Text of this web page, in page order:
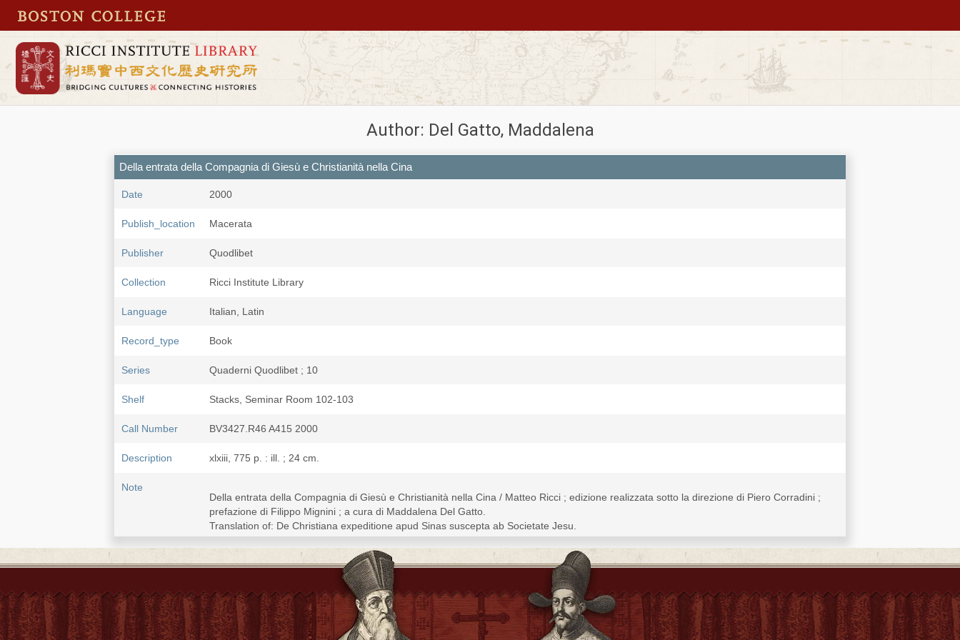
Author: Del Gatto, Maddalena
Della entrata della Compagnia di Giesù e Christianità nella Cina
Date 2000
Publish_location Macerata
Publisher Quodlibet
Collection Ricci Institute Library
Language Italian, Latin
Record_type Book
Series Quaderni Quodlibet ; 10
Shelf Stacks, Seminar Room 102-103
Call Number BV3427.R46 A415 2000
Description xlxiii, 775 p. : ill. ; 24 cm.
Note
Della entrata della Compagnia di Giesù e Christianità nella Cina / Matteo Ricci ; edizione realizzata sotto la direzione di Piero Corradini ;
prefazione di Filippo Mignini ; a cura di Maddalena Del Gatto.
Translation of: De Christiana expeditione apud Sinas suscepta ab Societate Jesu.
Includes bibliographical references and index.
Includes glossary of names and terms and Chinese character list.
Subject
Ricci, Matteo 利瑪竇, 1552-1610
Jesuits--Missions--China--History--16th-17th centuries